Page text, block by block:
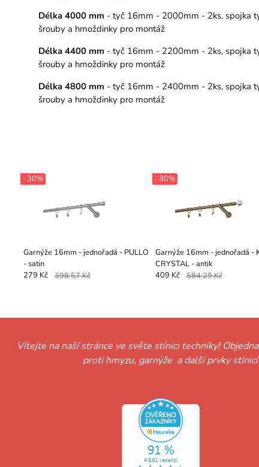
Délka 4000 mm - tyč 16mm - 2000mm - 2ks, spojka
šrouby a hmoždinky pro montáž
Délka 4400 mm - tyč 16mm - 2200mm - 2ks, spojka
šrouby a hmoždinky pro montáž
Délka 4800 mm - tyč 16mm - 2400mm - 2ks, spojka
šrouby a hmoždinky pro montáž
Garnýže 16mm - jednořadá - PULLO
- satin
- 30%
279 Kč 398.57 Kč
Garnýže 16mm - jednořadá -
CRYSTAL - antik
- 30%
409 Kč 584.29 Kč
Vítejte na naší stránce ve světe stínici techniky!
proti hmyzu, garnýže a další prvky